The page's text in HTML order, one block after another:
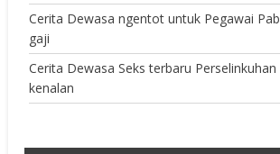
Cerita Dewasa ngentot untuk Pegawai
gaji
Cerita Dewasa Seks terbaru
kenalan